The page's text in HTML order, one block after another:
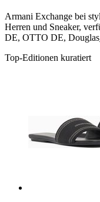
Armani Exchange bei
Herren und Sneaker,
DE, OTTO DE,
Top-Editionen kuratiert